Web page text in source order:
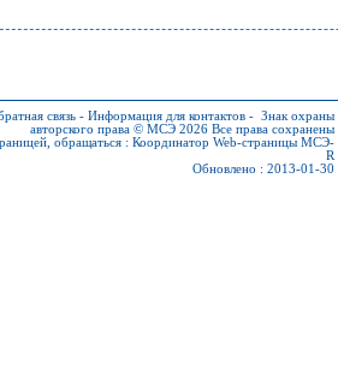
связь - Информация для контактов - Знак охраны
авторского права © МСЭ 2026 Все права сохранены
обращаться : Координатор Web-страницы МСЭ-
R
Обновлено : 2013-01-30